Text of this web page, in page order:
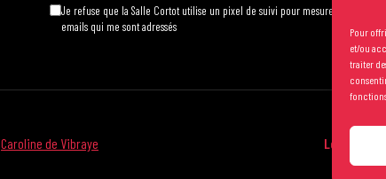
Pour
et/ou
traiter
Je refuse que la Salle Cortot utilise un pixel de suivi pour mesurer l'ouverture
emails qui me sont adressés
Les
Caroline de Vibraye